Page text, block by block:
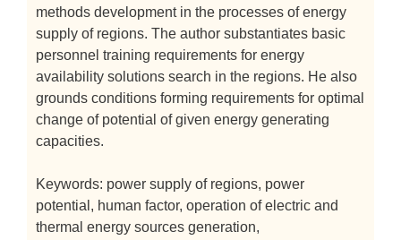
methods development in the processes of energy
supply of regions. The author substantiates basic
personnel training requirements for energy
availability solutions search in the regions. He also
grounds conditions forming requirements for optimal
change of potential of given energy generating
capacities.
Keywords: power supply of regions, power
potential, human factor, operation of electric and
thermal energy sources generation,